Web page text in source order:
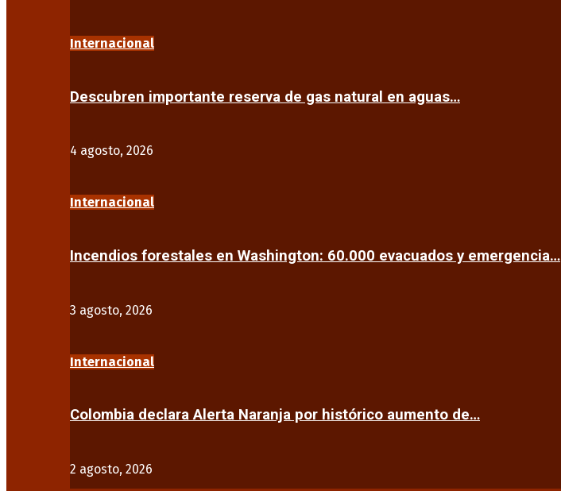
Internacional
Descubren importante reserva de gas natural en aguas…
4 agosto, 2026
Internacional
Incendios forestales en Washington: 60.000 evacuados y emergencia…
3 agosto, 2026
Internacional
Colombia declara Alerta Naranja por histórico aumento de…
2 agosto, 2026